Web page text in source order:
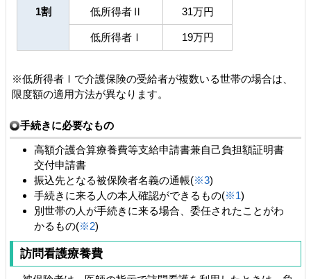
1割 低所得者Ⅱ 31万円
低所得者Ⅰ 19万円
※低所得者Ⅰで介護保険の受給者が複数いる世帯の場合は、
限度額の適用方法が異なります。
手続きに必要なもの
高額介護合算療養費等支給申請書兼自己負担額証明書
交付申請書
振込先となる被保険者名義の通帳(※3)
手続きに来る人の本人確認ができるもの(※1)
別世帯の人が手続きに来る場合、委任されたことがわ
かるもの(※2)
訪問看護療養費